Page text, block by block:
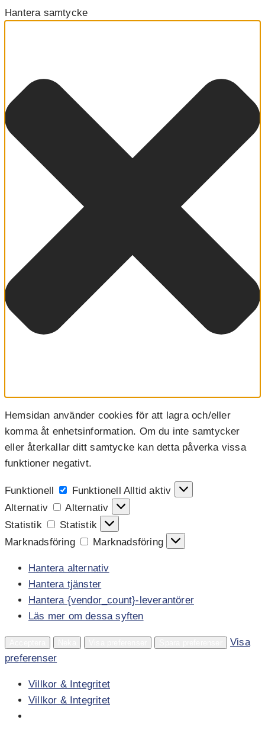
Hantera samtycke
Hemsidan använder cookies för att lagra och/eller
komma åt enhetsinformation. Om du inte samtycker
eller återkallar ditt samtycke kan detta påverka vissa
funktioner negativt.
Funktionell Funktionell
Alltid aktiv
Alternativ
Alternativ
Statistik
Statistik
Marknadsföring
Marknadsföring
Hantera alternativ
Hantera tjänster
Hantera {vendor_count}-leverantörer
Läs mer om dessa syften
Visa
preferenser
Villkor & Integritet
Villkor & Integritet